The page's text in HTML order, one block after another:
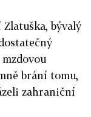
bývalý
brání tomu,
zahraniční